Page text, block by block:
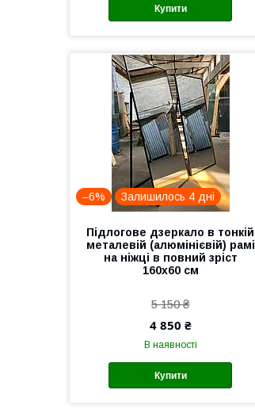
Купити
–6% Залишилось 4 дні
Підлогове дзеркало в тонкій
металевій (алюмінієвій) рамі
на ніжці в повний зріст
160x60 см
5 150 ₴
4 850 ₴
В наявності
Купити